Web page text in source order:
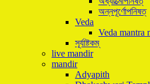
অন্নপূর্ণোপনিষত্
Veda
Veda mantra
সূর্যাষ্টকম্
live mandir
mandir
Adyapith